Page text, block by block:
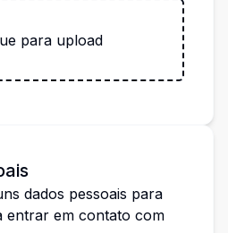
para upload
dados pessoais para
entrar em contato com